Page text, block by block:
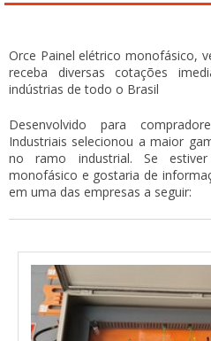
Orce Painel elétrico monofásico,
receba diversas cotações
indústrias de todo o Brasil
Desenvolvido para
Industriais selecionou a maior
no ramo industrial. Se
monofásico e gostaria de
em uma das empresas a seguir: